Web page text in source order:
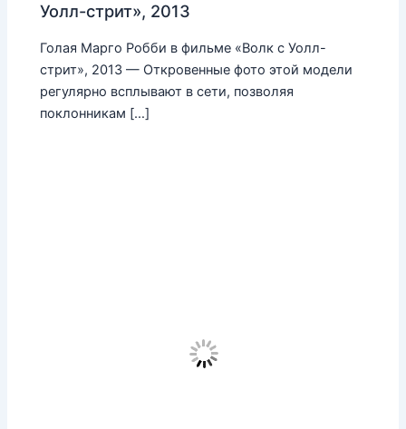
Уолл-стрит», 2013
Голая Марго Робби в фильме «Волк с Уолл-
стрит», 2013 — Откровенные фото этой модели
регулярно всплывают в сети, позволяя
поклонникам […]